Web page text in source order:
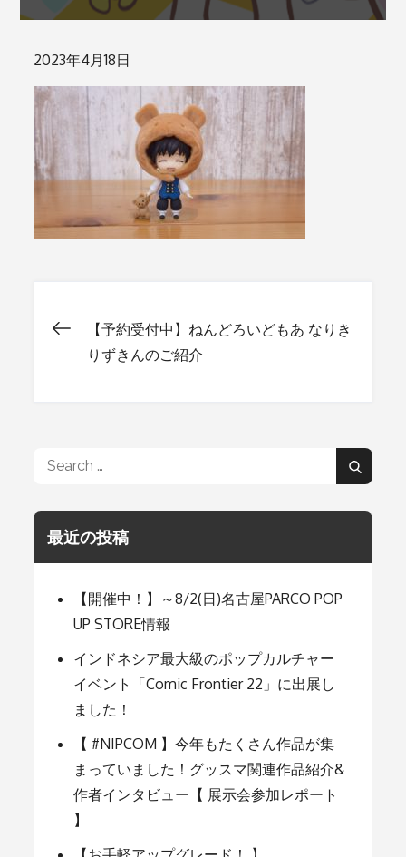
Posted
on
2023年4月18日
投
ナ
ビ
ゲ
ー
シ
ョ
ン
【予約受付中】ねんどろいどもあ なりき
りずきんのご紹介
Search
Search
最近の投稿
【開催中！】～8/2(日)名古屋PARCO POP
UP STORE情報
インドネシア最大級のポップカルチャー
イベント「Comic Frontier 22」に出展し
ました！
【 #NIPCOM 】今年もたくさん作品が集
まっていました！グッスマ関連作品紹介&
作者インタビュー【 展示会参加レポート
】